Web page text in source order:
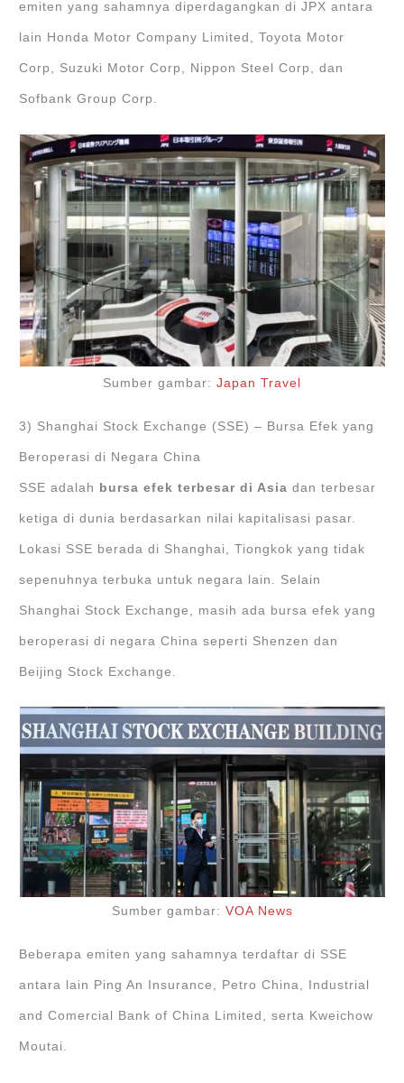
emiten yang sahamnya diperdagangkan di JPX antara
lain Honda Motor Company Limited, Toyota Motor
Corp, Suzuki Motor Corp, Nippon Steel Corp, dan
Sofbank Group Corp.
Sumber gambar: Japan Travel
3) Shanghai Stock Exchange (SSE) – Bursa Efek yang
Beroperasi di Negara China
SSE adalah bursa efek terbesar di Asia dan terbesar
ketiga di dunia berdasarkan nilai kapitalisasi pasar.
Lokasi SSE berada di Shanghai, Tiongkok yang tidak
sepenuhnya terbuka untuk negara lain. Selain
Shanghai Stock Exchange, masih ada bursa efek yang
beroperasi di negara China seperti Shenzen dan
Beijing Stock Exchange.
Sumber gambar: VOA News
Beberapa emiten yang sahamnya terdaftar di SSE
antara lain Ping An Insurance, Petro China, Industrial
and Comercial Bank of China Limited, serta Kweichow
Moutai.